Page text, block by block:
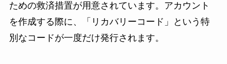
ための救済措置が用意されています。アカウント
を作成する際に、「リカバリーコード」という特
別なコードが一度だけ発行されます。